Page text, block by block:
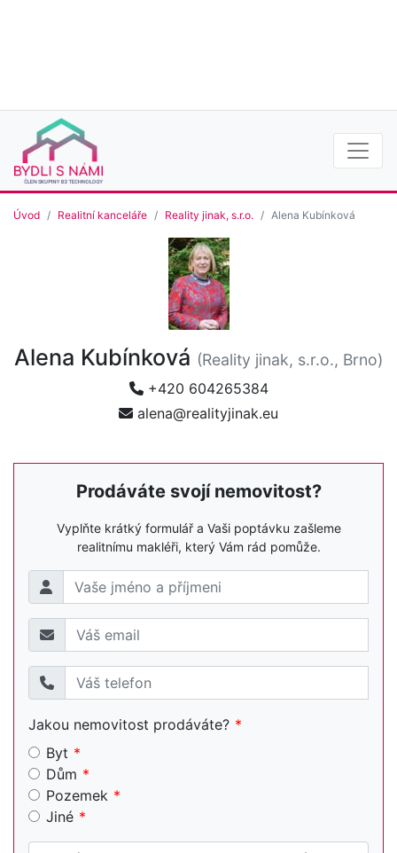
Úvod Realitní kanceláře Reality jinak, s.r.o. Alena Kubínková
Alena Kubínková (Reality jinak, s.r.o., Brno)
+420 604265384
alena@realityjinak.eu
Prodáváte svojí nemovitost?
Vyplňte krátký formulář a Vaši poptávku zašleme
realitnímu makléři, který Vám rád pomůže.
Jakou nemovitost prodáváte?
Byt
Dům
Pozemek
Jiné